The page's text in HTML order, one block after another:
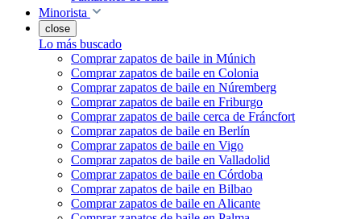
Minorista
close
Lo más buscado
Comprar zapatos de baile in Múnich
Comprar zapatos de baile en Colonia
Comprar zapatos de baile en Núremberg
Comprar zapatos de baile en Friburgo
Comprar zapatos de baile cerca de Fráncfort
Comprar zapatos de baile en Berlín
Comprar zapatos de baile en Vigo
Comprar zapatos de baile en Valladolid
Comprar zapatos de baile en Córdoba
Comprar zapatos de baile en Bilbao
Comprar zapatos de baile en Alicante